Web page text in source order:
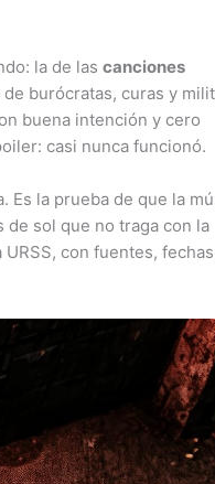
la de lascanciones
burócratas, curas y
buena intención y cero
casi nunca funcionó.
Es la prueba de que la
sol que no traga con la
con fuentes,